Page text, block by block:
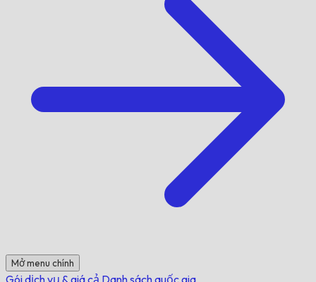
Mở menu chính
Gói dịch vụ & giá cả Danh sách quốc gia